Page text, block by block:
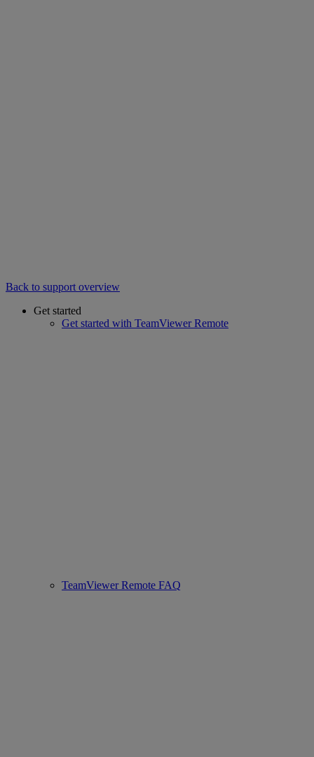
Back to support overview
Get started
Get started with TeamViewer Remote
TeamViewer Remote FAQ